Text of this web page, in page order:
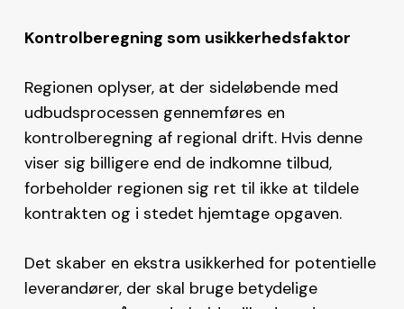
Kontrolberegning som usikkerhedsfaktor
Regionen oplyser, at der sideløbende med
udbudsprocessen gennemføres en
kontrolberegning af regional drift. Hvis denne
viser sig billigere end de indkomne tilbud,
forbeholder regionen sig ret til ikke at tildele
kontrakten og i stedet hjemtage opgaven.
Det skaber en ekstra usikkerhed for potentielle
leverandører, der skal bruge betydelige